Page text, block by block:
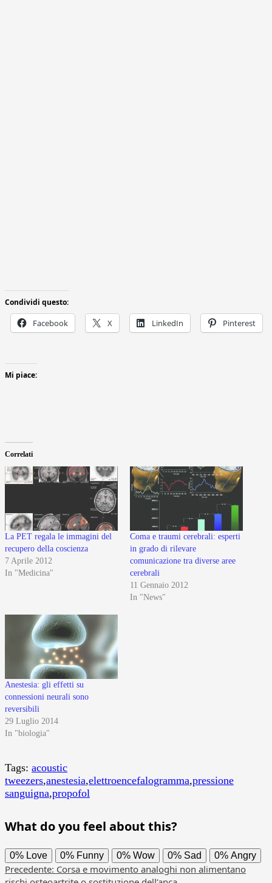
Condividi questo:
Facebook X LinkedIn Pinterest
Mi piace:
Correlati
La PET regala le immagini del
recupero della coscienza
7 Aprile 2012
In "Medicina"
Coma e traumi cerebrali: esperti
in grado di rilevare
comunicazione tra diverse aree
cerebrali
11 Gennaio 2012
In "News"
Anestesia: gli effetti su
connessioni neurali sono
reversibili
29 Luglio 2014
In "biologia"
Tags: acoustic
tweezers,anestesia,elettroencefalogramma,pressione
sanguigna,propofol
What do you feel about this?
0% Love 0% Funny 0% Wow 0% Sad 0% Angry
Navigazione
Precedente: Corsa e movimento analoghi non alimentano